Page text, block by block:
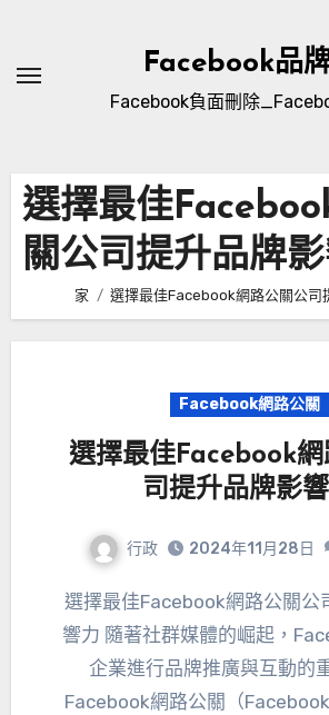
Facebook品
Facebook負面刪除
選擇最佳
關公司提升品牌
家 選擇最佳Facebook網路公關公司
Facebook網路公關
選擇最佳Facebook網
司提升品牌影
行政 2024年11月28日
選擇最佳Facebook網路公關公司提升品牌影
響力 隨著社群媒體的崛起，
企業進行品牌推廣與互動的
Facebook網路公關（